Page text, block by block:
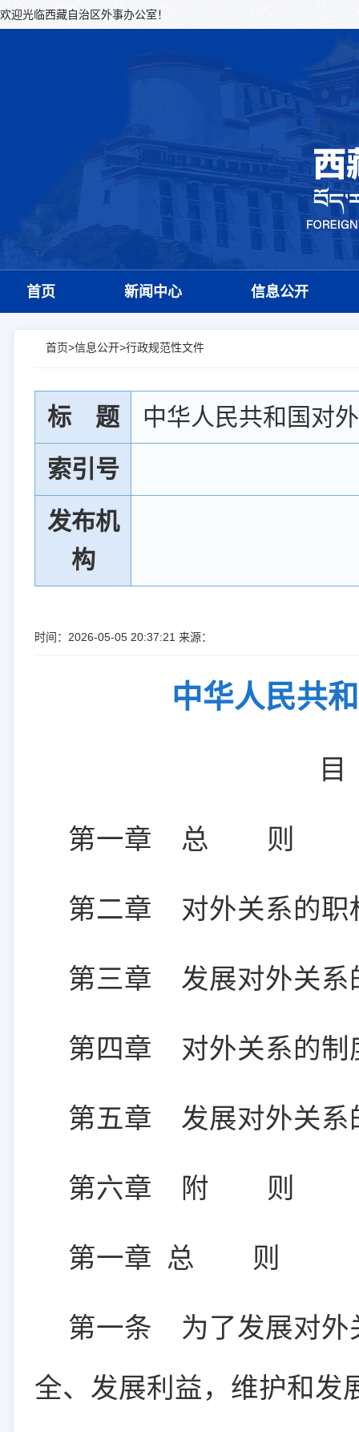
欢迎光临西藏自治区外事办公室！
首页 新闻中心 信息公开
首页>信息公开>行政规范性文件
标 题
中华人民共和国对
索引号
发布机
构
时间：2026-05-05 20:37:21 来源：
中华人民共
第一章 总 则
第二章 对外关系的职
第三章 发展对外关系
第四章 对外关系的制
第五章 发展对外关系
第六章 附 则
第一章 总 则
第一条 为了发展对外
全、发展利益，维护和发